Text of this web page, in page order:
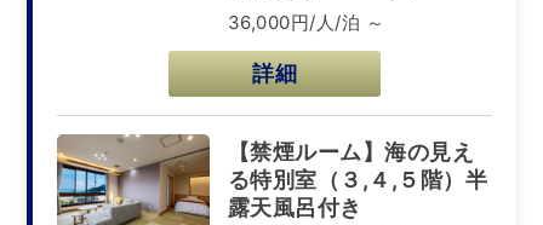
36,000円/人/泊 ～
詳細
【禁煙ルーム】海の見え
る特別室（３,４,５階）半
露天風呂付き